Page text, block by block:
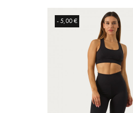
- 5,00 €